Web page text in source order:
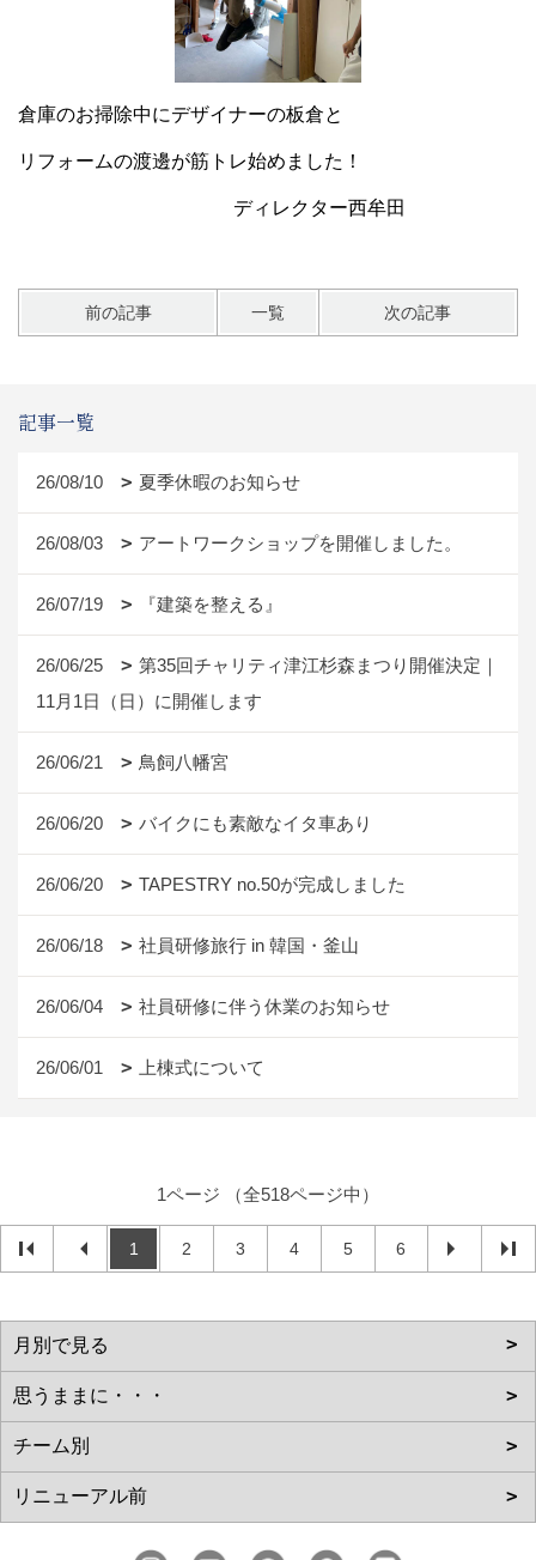
倉庫のお掃除中にデザイナーの板倉と
リフォームの渡邊が筋トレ始めました！
ディレクター西牟田
前の記事 一覧 次の記事
記事一覧
26/08/10 夏季休暇のお知らせ
26/08/03 アートワークショップを開催しました。
26/07/19 『建築を整える』
26/06/25
第35回チャリティ津江杉森まつり開催決定｜
11月1日（日）に開催します
26/06/21 鳥飼八幡宮
26/06/20 バイクにも素敵なイタ車あり
26/06/20 TAPESTRY no.50が完成しました
26/06/18 社員研修旅行 in 韓国・釜山
26/06/04 社員研修に伴う休業のお知らせ
26/06/01 上棟式について
1ページ （全518ページ中）
1 2 3 4 5 6